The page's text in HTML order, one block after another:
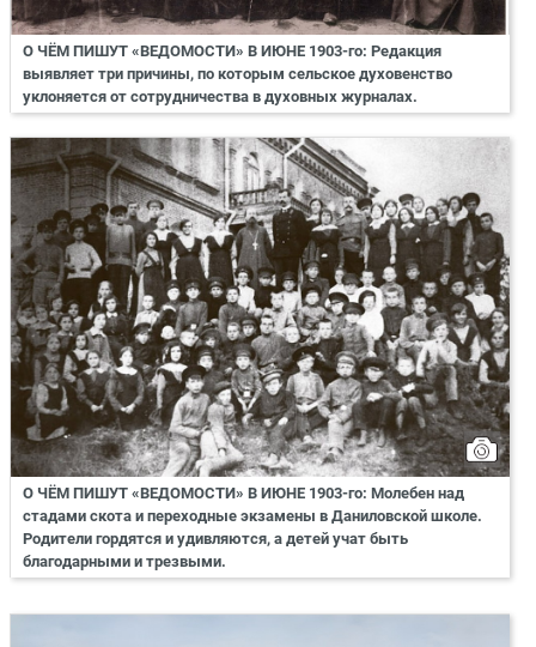
О ЧЁМ ПИШУТ «ВЕДОМОСТИ» В ИЮНЕ 1903-го: Редакция
выявляет три причины, по которым сельское духовенство
уклоняется от сотрудничества в духовных журналах.
О ЧЁМ ПИШУТ «ВЕДОМОСТИ» В ИЮНЕ 1903-го: Молебен над
стадами скота и переходные экзамены в Даниловской школе.
Родители гордятся и удивляются, а детей учат быть
благодарными и трезвыми.